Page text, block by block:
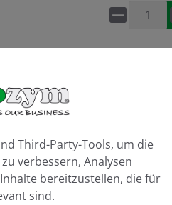
Artikel
Third-Party-Tools, um die
verbessern, Analysen
bereitzustellen, die für
sind.